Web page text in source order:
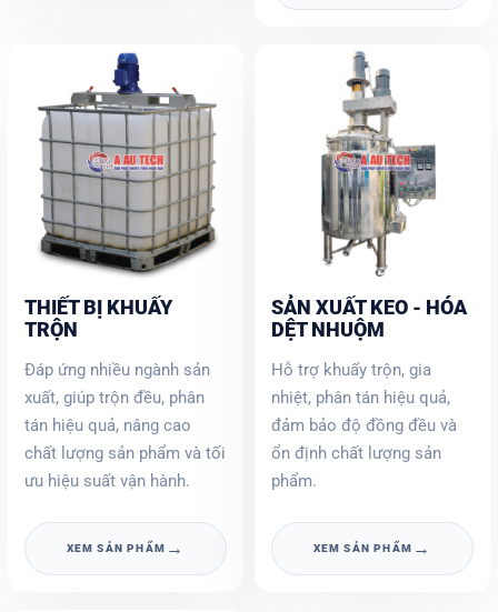
THIẾT BỊ KHUẤY
TRỘN
Đáp ứng nhiều ngành sản
xuất, giúp trộn đều, phân
tán hiệu quả, nâng cao
chất lượng sản phẩm và tối
ưu hiệu suất vận hành.
XEM SẢN PHẨM →
SẢN XUẤT KEO - HÓA
DỆT NHUỘM
Hỗ trợ khuấy trộn, gia
nhiệt, phân tán hiệu quả,
đảm bảo độ đồng đều và
ổn định chất lượng sản
phẩm.
XEM SẢN PHẨM →